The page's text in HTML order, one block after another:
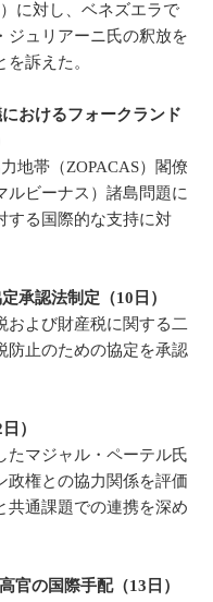
に対し、ベネズエラで
ジュリアーニ氏の釈放を
訴えた。
おけるフォークランド
地帯（ZOPACAS）閣僚
ルビーナス）諸島問題に
する国際的な支持に対
承認法制定（10 日）
よび財産税に関する二
防止のための協定を承認
日）
マジャル・ペーテル氏
政権との協力関係を評価
共通課題での連携を深め
官の国際手配（13 日）